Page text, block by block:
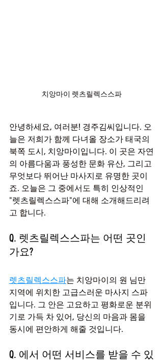
치앙마이 렛츠릴렉스스파
안녕하세요, 여러분! 경주김씨입니다. 오
늘은 저희가 함께 다녀올 장소가 태국의
북쪽 도시, 치앙마이입니다. 이 곳은 자연
의 아름다움과 풍성한 문화 유산, 그리고
무엇보다 뛰어난 마사지로 유명한 곳이
죠. 오늘은 그 중에서도 특히 인상적인
"렛츠릴렉스스파"에 대해 소개해드리려
고 합니다.
Q. 렛츠릴렉스스파는 어떤 곳인
가요?
렛츠릴렉스스파는 치앙마이의 원 님만
지역에 위치한 고급스러운 마사지 스파
입니다. 그 안은 고요하고 평화로운 분위
기로 가득 차 있어, 당신의 마음과 몸을
동시에 편안하게 해줄 것입니다.
Q. 에서 어떤 서비스를 받을 수 있